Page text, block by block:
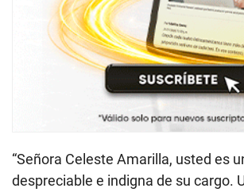
“Señora Celeste Amarilla, usted es
despreciable e indigna de su cargo.